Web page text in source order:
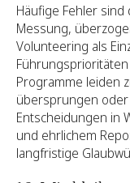
Häufige Fehler sind
Messung,
Volunteering als
Programme leiden
übersprungen
Entscheidungen in
und ehrlichem
langfristige